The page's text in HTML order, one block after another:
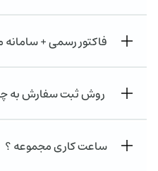
فاکتور رسمی + سامانه
روش ثبت سفارش به
ساعت کاری مجموعه ؟